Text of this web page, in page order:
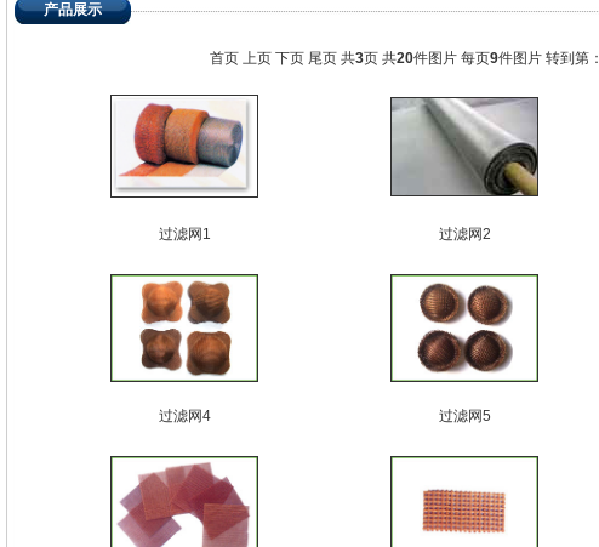
产品展示
首页 上页 下页 尾页共3页 共20件图片 每页9件图片 转到第：
过滤网1 过滤网2
过滤网4 过滤网5